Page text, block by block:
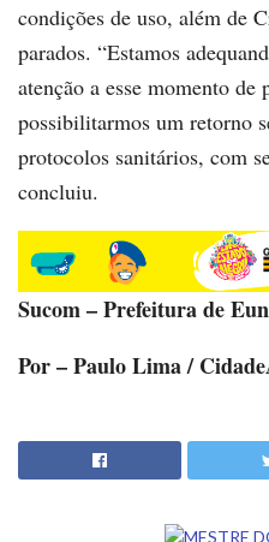
condições de uso, além de
parados. “Estamos
atenção a esse momento de
possibilitarmos um retorno
protocolos sanitários, com
concluiu.
Sucom – Prefeitura de
Por – Paulo Lima /